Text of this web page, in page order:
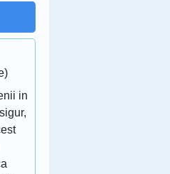
in